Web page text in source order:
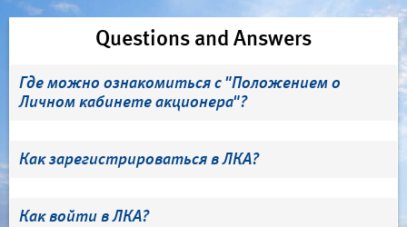
Questions and Answers
Где можно ознакомиться с "Положением о
Личном кабинете акционера"?
Как зарегистрироваться в ЛКА?
Как войти в ЛКА?